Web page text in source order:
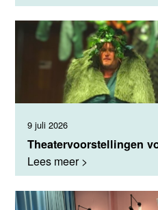
Theatervoorstellingen
9 juli 2026
Lees meer >